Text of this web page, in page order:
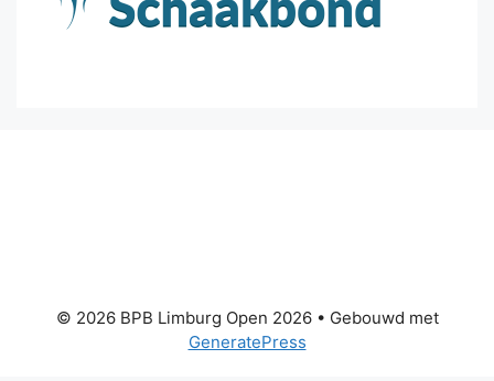
© 2026 BPB Limburg Open 2026• Gebouwd met
GeneratePress